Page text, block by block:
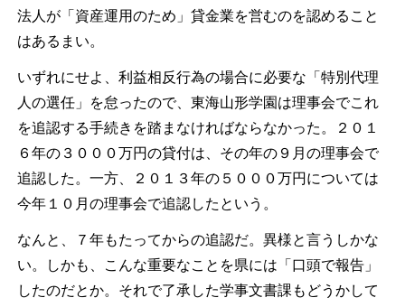
法人が「資産運用のため」貸金業を営むのを認めること
はあるまい。
いずれにせよ、利益相反行為の場合に必要な「特別代理
人の選任」を怠ったので、東海山形学園は理事会でこれ
を追認する手続きを踏まなければならなかった。２０１
６年の３０００万円の貸付は、その年の９月の理事会で
追認した。一方、２０１３年の５０００万円については
今年１０月の理事会で追認したという。
なんと、７年もたってからの追認だ。異様と言うしかな
い。しかも、こんな重要なことを県には「口頭で報告」
したのだとか。それで了承した学事文書課もどうかして